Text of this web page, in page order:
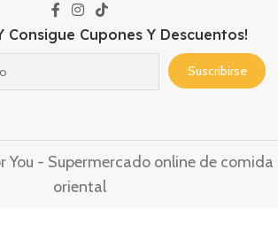
Consigue Cupones Y Descuentos!
- Supermercado online de comida
oriental